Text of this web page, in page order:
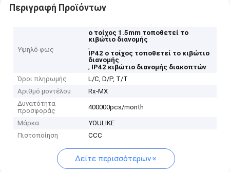
Περιγραφή Προϊόντων
Υψηλό φως
ο τοίχος 1.5mm τοποθετεί το
κιβώτιο διανομής
,
IP42 ο τοίχος τοποθετεί το κιβώτιο
διανομής
, IP42 κιβώτιο διανομής διακοπτών
Όροι πληρωμής
L/C, D/P, T/T
Αριθμό μοντέλου
Rx-MX
Δυνατότητα
προσφοράς
400000pcs/month
Μάρκα
YOULIKE
Πιστοποίηση
CCC
Δείτε περισσότερων